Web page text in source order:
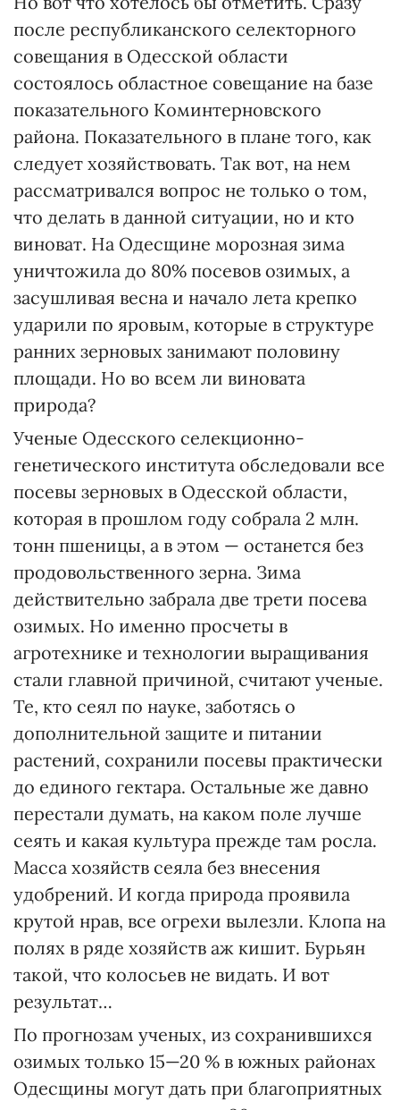
после республиканского селекторного
совещания в Одесской области
состоялось областное совещание на базе
показательного Коминтерновского
района. Показательного в плане того, как
следует хозяйствовать. Так вот, на нем
рассматривался вопрос не только о том,
что делать в данной ситуации, но и кто
виноват. На Одесщине морозная зима
уничтожила до 80% посевов озимых, а
засушливая весна и начало лета крепко
ударили по яровым, которые в структуре
ранних зерновых занимают половину
площади. Но во всем ли виновата
природа?
Ученые Одесского селекционно-
генетического института обследовали все
посевы зерновых в Одесской области,
которая в прошлом году собрала 2 млн.
тонн пшеницы, а в этом — останется без
продовольственного зерна. Зима
действительно забрала две трети посева
озимых. Но именно просчеты в
агротехнике и технологии выращивания
стали главной причиной, считают ученые.
Те, кто сеял по науке, заботясь о
дополнительной защите и питании
растений, сохранили посевы практически
до единого гектара. Остальные же давно
перестали думать, на каком поле лучше
сеять и какая культура прежде там росла.
Масса хозяйств сеяла без внесения
удобрений. И когда природа проявила
крутой нрав, все огрехи вылезли. Клопа на
полях в ряде хозяйств аж кишит. Бурьян
такой, что колосьев не видать. И вот
результат…
По прогнозам ученых, из сохранившихся
озимых только 15—20 % в южных районах
Одесщины могут дать при благоприятных